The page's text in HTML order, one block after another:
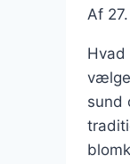
Af
Hvad
vælge
sund